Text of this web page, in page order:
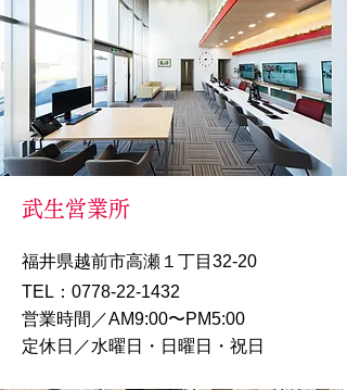
武生営業所
福井県越前市高瀬１丁目32-20
TEL：0778-22-1432
営業時間／AM9:00〜PM5:00
定休日／水曜日・日曜日・祝日